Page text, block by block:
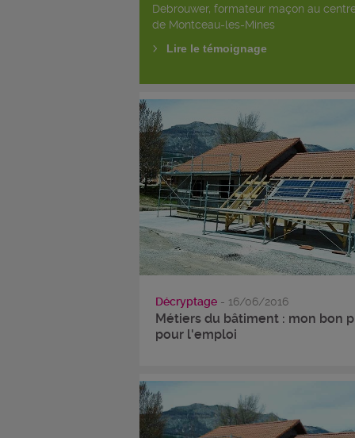
Debrouwer, formateur maçon au
de Montceau-les-Mines
Lire le témoignage
Décryptage - 16/06/2016
Métiers du bâtiment : mon bon
pour l'emploi